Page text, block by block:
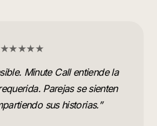
★★★★★
Minute Call entiende la
Parejas se sienten
sus historias.”